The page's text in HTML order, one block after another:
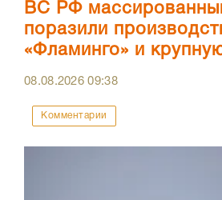
ВС РФ
поразили
«Фламинго» и
08.08.202609:38
Комментарии